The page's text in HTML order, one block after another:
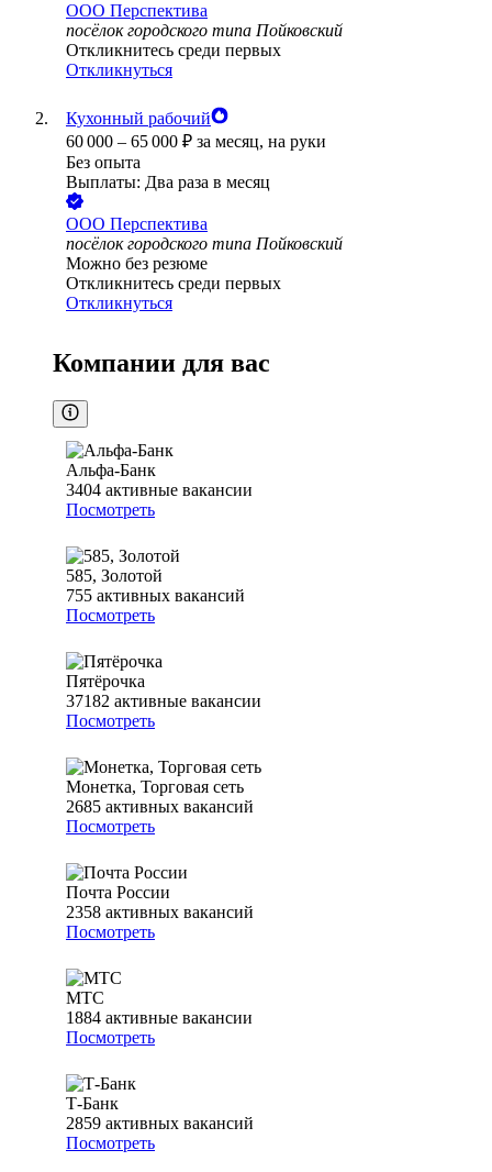
ООО Перспектива
посёлок городского типа Пойковский
Откликнитесь среди первых
Откликнуться
Кухонный рабочий
60 000 – 65 000 ₽ за месяц, на руки
Без опыта
Выплаты: Два раза в месяц
ООО Перспектива
посёлок городского типа Пойковский
Можно без резюме
Откликнитесь среди первых
Откликнуться
Компании для вас
Альфа-Банк
3404 активные вакансии
Посмотреть
585, Золотой
755 активных вакансий
Посмотреть
Пятёрочка
37182 активные вакансии
Посмотреть
Монетка, Торговая сеть
2685 активных вакансий
Посмотреть
Почта России
2358 активных вакансий
Посмотреть
МТС
1884 активные вакансии
Посмотреть
Т-Банк
2859 активных вакансий
Посмотреть